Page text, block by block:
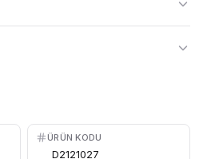
ÜRÜN KODU
D2121027